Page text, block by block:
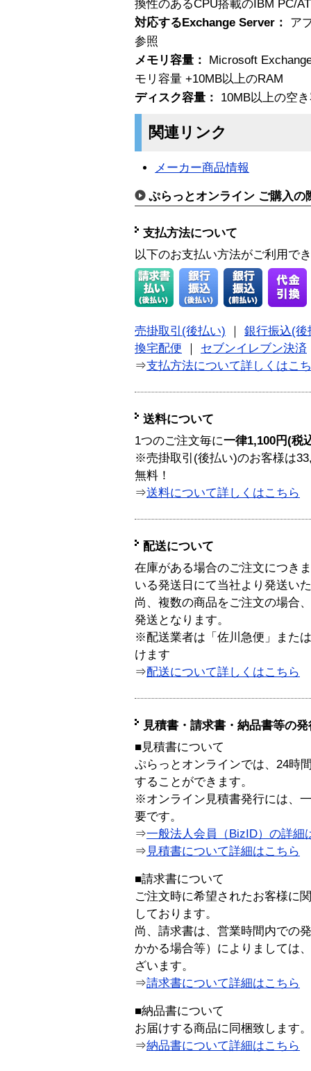
換性のあるCPU搭載のIBM PC/
対応するExchange Server：
ア
参照
メモリ容量：
Microsoft
モリ容量 +10MB以上のRAM
ディスク容量：
10MB以上の空
関連リンク
メーカー商品情報
ぷらっとオンライン ご購入の
支払方法について
以下のお支払い方法がご利用で
売掛取引(後払い)
銀行振込(後
換宅配便
セブンイレブン決済
⇒支払方法について詳しくはこ
送料について
1つのご注文毎に一律1,100円(税
※売掛取引(後払い)のお客様は
無料！
⇒送料について詳しくはこちら
配送について
在庫がある場合のご注文につき
いる発送日にて当社より発送い
尚、複数の商品をご注文の場合
発送となります。
※配送業者は「佐川急便」また
けます
⇒配送について詳しくはこちら
見積書・請求書・納品書等の
■見積書について
ぷらっとオンラインでは、24時
することができます。
※オンライン見積書発行には、
要です。
⇒一般法人会員（BizID）の詳細
⇒ 見積書について詳細はこちら
■請求書について
ご注文時に希望されたお客様に
しております。
尚、請求書は、営業時間内での
かかる場合等）によりましては
ざいます。
⇒請求書について詳細はこちら
■納品書について
お届けする商品に同梱致します。
⇒納品書について詳細はこちら